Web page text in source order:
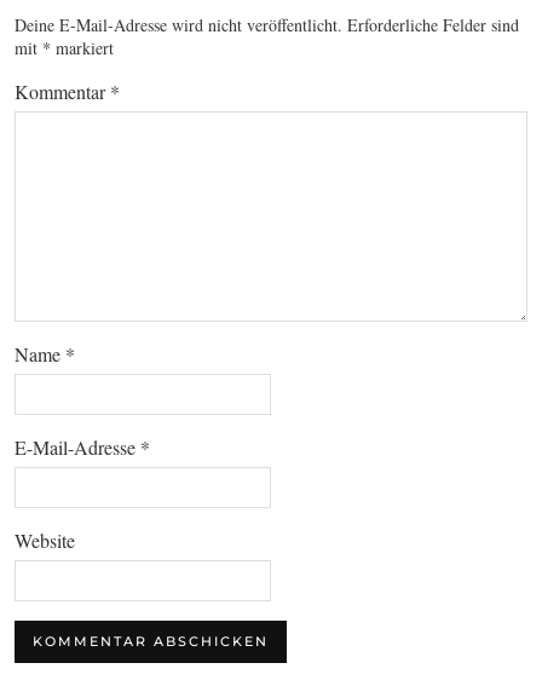
Deine E-Mail-Adresse wird nicht veröffentlicht. Erforderliche Felder sind
mit * markiert
Kommentar*
Name *
E-Mail-Adresse *
Website